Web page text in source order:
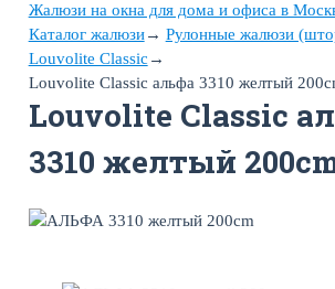
Жалюзи на окна для дома и офиса в
Каталог жалюзи→ Рулонные жалюзи
Louvolite Classic →
Louvolite Classic альфа 3310 желтый
Louvolite Classic
3310 желтый